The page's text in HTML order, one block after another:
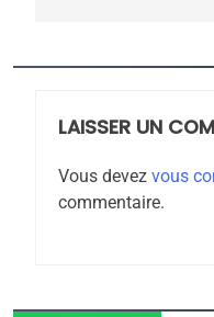
LAISSER UN
Vous devez vous
commentaire.
7